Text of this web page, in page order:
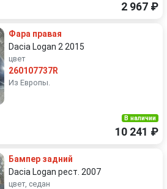
2 967 ₽
Фара правая
Dacia Logan 2 2015
цвет
260107737R
Из Европы.
В наличии
10 241 ₽
Бампер задний
Dacia Logan рест. 2007
цвет, седан